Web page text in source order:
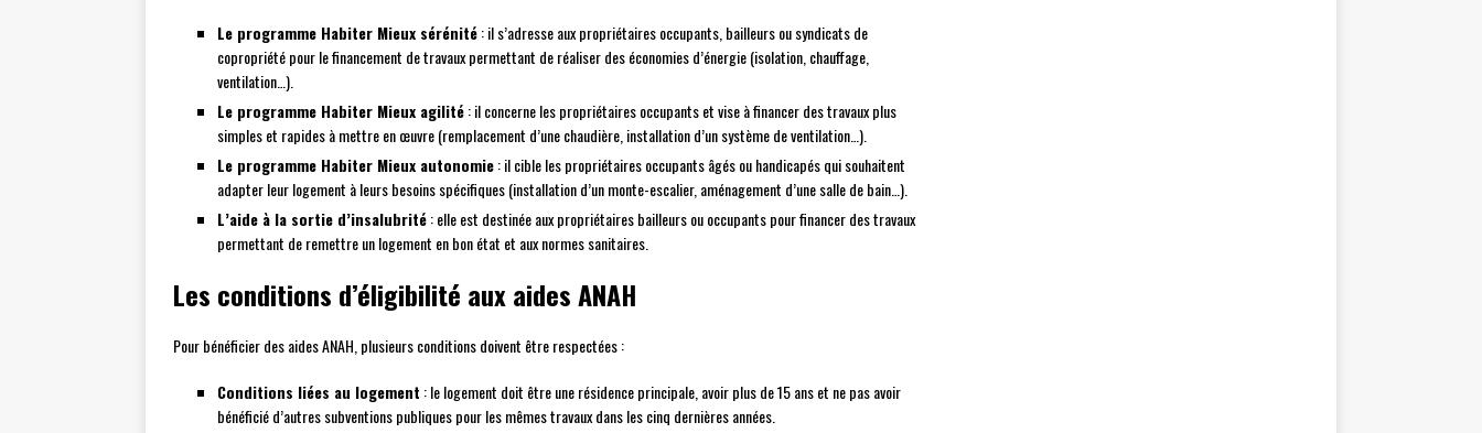
Le programme Habiter Mieux sérénité: il s’adresse aux propriétaires occupants, bailleurs ou syndicats de
copropriété pour le financement de travaux permettant de réaliser des économies d’énergie (isolation, chauffage,
ventilation…).
Le programme Habiter Mieux agilité: il concerne les propriétaires occupants et vise à financer des travaux plus
simples et rapides à mettre en œuvre (remplacement d’une chaudière, installation d’un système de ventilation…).
Le programme Habiter Mieux autonomie: il cible les propriétaires occupants âgés ou handicapés qui souhaitent
adapter leur logement à leurs besoins spécifiques (installation d’un monte-escalier, aménagement d’une salle de bain…).
L’aide à la sortie d’insalubrité: elle est destinée aux propriétaires bailleurs ou occupants pour financer des travaux
permettant de remettre un logement en bon état et aux normes sanitaires.
Les conditions d’éligibilité aux aides ANAH
Pour bénéficier des aides ANAH, plusieurs conditions doivent être respectées :
Conditions liées au logement : le logement doit être une résidence principale, avoir plus de 15 ans et ne pas avoir
bénéficié d’autres subventions publiques pour les mêmes travaux dans les cinq dernières années.